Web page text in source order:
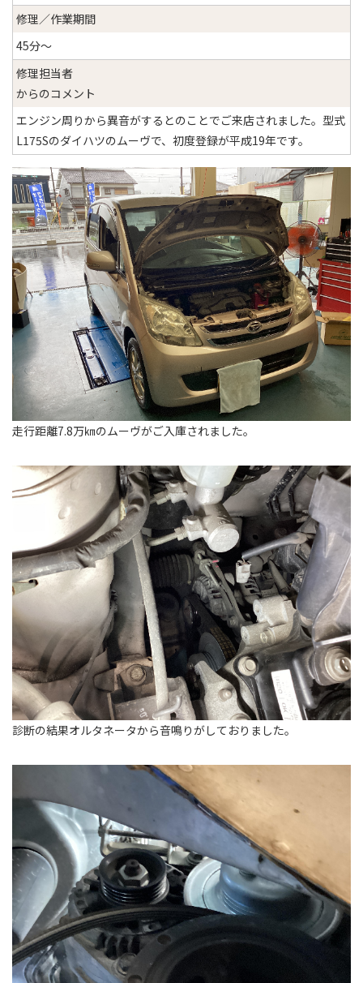
修理／作業期間
45分～
修理担当者
からのコメント
エンジン周りから異音がするとのことでご来店されました。型式
L175Sのダイハツのムーヴで、初度登録が平成19年です。
走行距離7.8万㎞のムーヴがご入庫されました。
診断の結果オルタネータから音鳴りがしておりました。